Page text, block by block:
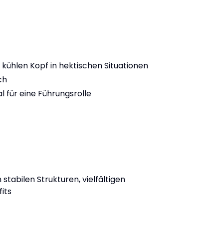
Kopf in hektischen Situationen
für eine Führungsrolle
Strukturen, vielfältigen